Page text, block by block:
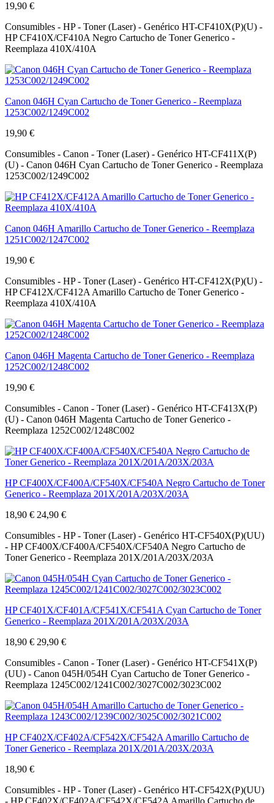
19,90 €
Consumibles - HP - Toner (Laser) - Genérico HT-CF410X(P)(U) -
HP CF410X/CF410A Negro Cartucho de Toner Generico -
Reemplaza 410X/410A
Canon 046H Cyan Cartucho de Toner Generico - Reemplaza
1253C002/1249C002
19,90 €
Consumibles - Canon - Toner (Laser) - Genérico HT-CF411X(P)
(U) - Canon 046H Cyan Cartucho de Toner Generico - Reemplaza
1253C002/1249C002
Canon 046H Amarillo Cartucho de Toner Generico - Reemplaza
1251C002/1247C002
19,90 €
Consumibles - HP - Toner (Laser) - Genérico HT-CF412X(P)(U) -
HP CF412X/CF412A Amarillo Cartucho de Toner Generico -
Reemplaza 410X/410A
Canon 046H Magenta Cartucho de Toner Generico - Reemplaza
1252C002/1248C002
19,90 €
Consumibles - Canon - Toner (Laser) - Genérico HT-CF413X(P)
(U) - Canon 046H Magenta Cartucho de Toner Generico -
Reemplaza 1252C002/1248C002
HP CF400X/CF400A/CF540X/CF540A Negro Cartucho de Toner
Generico - Reemplaza 201X/201A/203X/203A
18,90 € 24,90 €
Consumibles - HP - Toner (Laser) - Genérico HT-CF540X(P)(UU)
- HP CF400X/CF400A/CF540X/CF540A Negro Cartucho de
Toner Generico - Reemplaza 201X/201A/203X/203A
HP CF401X/CF401A/CF541X/CF541A Cyan Cartucho de Toner
Generico - Reemplaza 201X/201A/203X/203A
18,90 € 29,90 €
Consumibles - Canon - Toner (Laser) - Genérico HT-CF541X(P)
(UU) - Canon 045H/054H Cyan Cartucho de Toner Generico -
Reemplaza 1245C002/1241C002/3027C002/3023C002
HP CF402X/CF402A/CF542X/CF542A Amarillo Cartucho de
Toner Generico - Reemplaza 201X/201A/203X/203A
18,90 €
Consumibles - HP - Toner (Laser) - Genérico HT-CF542X(P)(UU)
- HP CF402X/CF402A/CF542X/CF542A Amarillo Cartucho de